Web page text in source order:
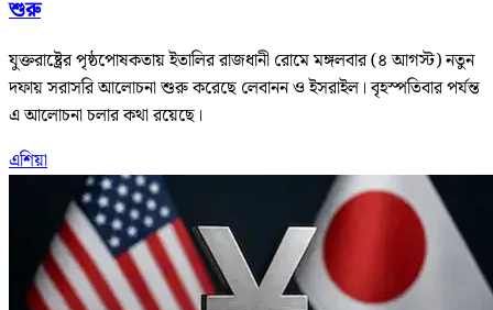
শুরু
যুক্তরাষ্ট্রের পৃষ্ঠপোষকতায় ইতালির রাজধানী রোমে মঙ্গলবার (৪ আগস্ট) নতুন
দফায় সরাসরি আলোচনা শুরু করেছে লেবানন ও ইসরাইল। বৃহস্পতিবার পর্যন্ত
এ আলোচনা চলার কথা রয়েছে।
এশিয়া